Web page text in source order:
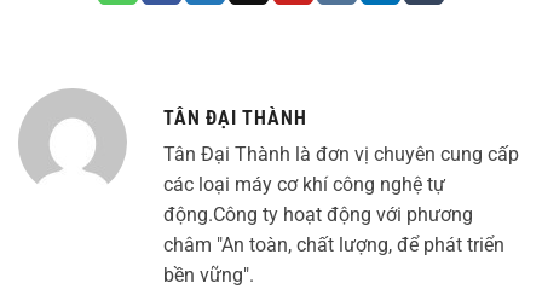
TÂN ĐẠI THÀNH
Tân Đại Thành là đơn vị chuyên cung cấp
các loại máy cơ khí công nghệ tự
động.Công ty hoạt động với phương
châm "An toàn, chất lượng, để phát triển
bền vững".